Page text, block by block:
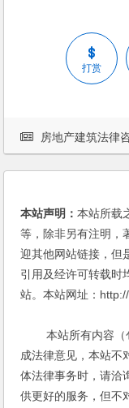
打赏
房地产建筑法律
本站声明：本站所载
等，除非另有注明，
迎其他网站链接，但
引用及经许可转载时
站。本站网址：
本站所有内容（包
成法律意见，本站不
体法律事务时，请洽
供更好的服务，但不